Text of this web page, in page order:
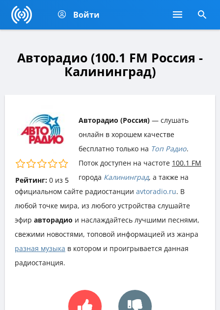
Войти
Авторадио (100.1 FM Россия -
Калининград)
Рейтинг: 0из 5
Авторадио (Россия) — слушать
онлайн в хорошем качестве
бесплатно только на Топ Радио.
Поток доступен на частоте 100.1 FM
города Калининград, а также на
официальном сайте радиостанции avtoradio.ru. В
любой точке мира, из любого устройства слушайте
эфир авторадио и наслаждайтесь лучшими песнями,
свежими новостями, топовой информацией из жанра
разная музыка в котором и проигрывается данная
радиостанция.